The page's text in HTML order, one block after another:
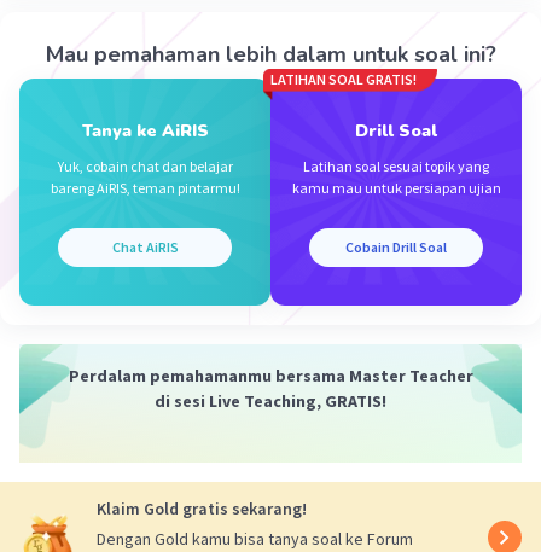
Beri Rating (0 Balas
Mau pemahaman lebih dalam untuk soal ini?
Tanya ke AiRIS
Yuk, cobain chat dan belajar
bareng AiRIS, teman pintarmu!
Chat AiRIS
LATIHAN SOAL GRATIS!
Drill Soal
Latihan soal sesuai topik yang
kamu mau untuk persiapan ujian
Cobain Drill Soal
Perdalam pemahamanmu bersama Master Teacher
di sesi Live Teaching, GRATIS!
Klaim Gold gratis sekarang!
Dengan Gold kamu bisa tanya soal ke Forum